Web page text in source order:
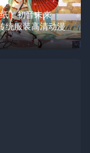
：初音未来
统服装高清动漫